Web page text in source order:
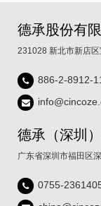
德承股份有
231028 新北市新店
886-2-8912-
德承（深圳
广东省深圳市福田区
0755-